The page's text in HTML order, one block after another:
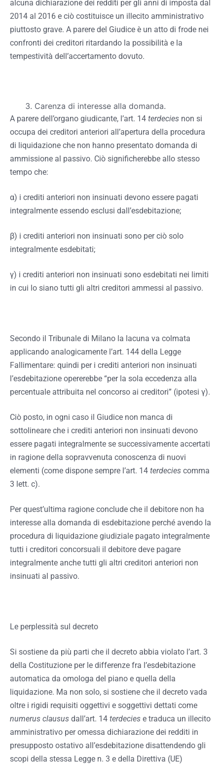
alcuna dichiarazione dei redditi per gli anni di imposta dal
2014 al 2016 e ciò costituisce un illecito amministrativo
piuttosto grave. A parere del Giudice è un atto di frode nei
confronti dei creditori ritardando la possibilità e la
tempestività dell’accertamento dovuto.
Carenza di interesse alla domanda.
A parere dell’organo giudicante, l’art. 14 terdecies non si
occupa dei creditori anteriori all’apertura della procedura
di liquidazione che non hanno presentato domanda di
ammissione al passivo. Ciò significherebbe allo stesso
tempo che:
α) i crediti anteriori non insinuati devono essere pagati
integralmente essendo esclusi dall’esdebitazione;
β) i crediti anteriori non insinuati sono per ciò solo
integralmente esdebitati;
γ) i crediti anteriori non insinuati sono esdebitati nei limiti
in cui lo siano tutti gli altri creditori ammessi al passivo.
Secondo il Tribunale di Milano la lacuna va colmata
applicando analogicamente l’art. 144 della Legge
Fallimentare: quindi per i crediti anteriori non insinuati
l’esdebitazione opererebbe “per la sola eccedenza alla
percentuale attribuita nel concorso ai creditori” (ipotesi γ).
Ciò posto, in ogni caso il Giudice non manca di
sottolineare che i crediti anteriori non insinuati devono
essere pagati integralmente se successivamente accertati
in ragione della sopravvenuta conoscenza di nuovi
elementi (come dispone sempre l’art. 14 terdecies comma
3 lett. c).
Per quest’ultima ragione conclude che il debitore non ha
interesse alla domanda di esdebitazione perché avendo la
procedura di liquidazione giudiziale pagato integralmente
tutti i creditori concorsuali il debitore deve pagare
integralmente anche tutti gli altri creditori anteriori non
insinuati al passivo.
Le perplessità sul decreto
Si sostiene da più parti che il decreto abbia violato l’art. 3
della Costituzione per le differenze fra l’esdebitazione
automatica da omologa del piano e quella della
liquidazione. Ma non solo, si sostiene che il decreto vada
oltre i rigidi requisiti oggettivi e soggettivi dettati come
numerus clausus dall’art. 14 terdecies e traduca un illecito
amministrativo per omessa dichiarazione dei redditi in
presupposto ostativo all’esdebitazione disattendendo gli
scopi della stessa Legge n. 3 e della Direttiva (UE)